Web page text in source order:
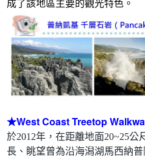
成了該地區主要的觀光特色。
★West Coast Treetop
於2012年，在距離地面20~25公
長、眺望曾為沿海潟湖馬西納普